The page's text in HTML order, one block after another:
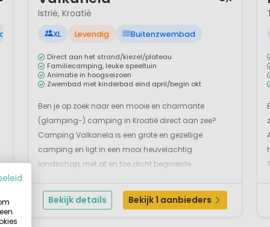
Istrië, Kroatië
XL Levendig Buitenzwembad
Direct aan het strand/kiezel/plateau
Familiecamping, leuke speeltuin
Animatie in hoogseizoen
Zwembad met kinderbad eind april/begin okt
Ben je op zoek naar een mooie en charmante
(glamping-) camping in Kroatië direct aan zee?
Camping Valkanela is een grote en gezellige
camping en ligt in een mooi heuvelachtig
landschap, met af en toe dicht begroeide
ligging in een fantastische baai tussen de plaatsen
Vrsar en Funtana is u...
Bekijk details Bekijk 1 aanbieders